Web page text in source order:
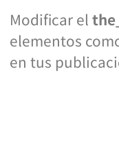
Modificar el
elementos
en tus